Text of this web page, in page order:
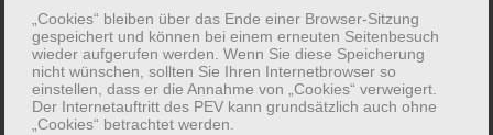
Themenbereich„Familien in
Belastungssituationen und erschwerten
Lebenslagen“ zugeordnet)
„Cookies“ bleiben über das Ende einer Browser-Sitzung
gespeichert und können bei einem erneuten Seitenbesuch
wieder aufgerufen werden. Wenn Sie diese Speicherung
nicht wünschen, sollten Sie Ihren Internetbrowser so
einstellen, dass er die Annahme von „Cookies“ verweigert.
Der Internetauftritt des PEV kann grundsätzlich auch ohne
„Cookies“ betrachtet werden.